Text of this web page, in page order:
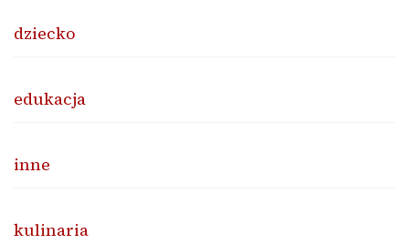
dziecko
edukacja
inne
kulinaria